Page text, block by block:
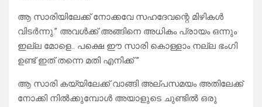
ആ സാരിയിലേക്ക് നോക്കവേ സഹദേവന്റെ മിഴികൾ
വിടർന്നു.” അവൾക്ക് അങ്ങിനെ അധികം പ്രായം ഒന്നും
ഇല്ല മോളെ.. പക്ഷെ ഈ സാരി കൊള്ളാം നല്ല ഭംഗി
ഉണ്ട് ഇത് തന്നെ മതി എനിക്ക് ”
ആ സാരി കയ്യിലേക്ക് വാങ്ങി അല്പസമയം അതിലേക്ക്
നോക്കി നിൽക്കുമ്പോൾ അയാളുടെ ചുണ്ടിൽ ഒരു